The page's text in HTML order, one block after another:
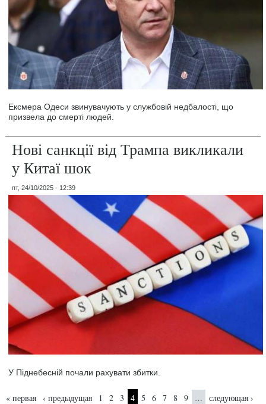
Ексмера Одеси звинувачують у службовій недбалості, що
призвела до смерті людей.
Нові санкції від Трампа викликали
у Китаї шок
пт, 24/10/2025 - 12:39
У Піднебесній почали рахувати збитки.
Страницы
« первая ‹ предыдущая 1 2 3 4 5 6 7 8 9 …
следующая ›